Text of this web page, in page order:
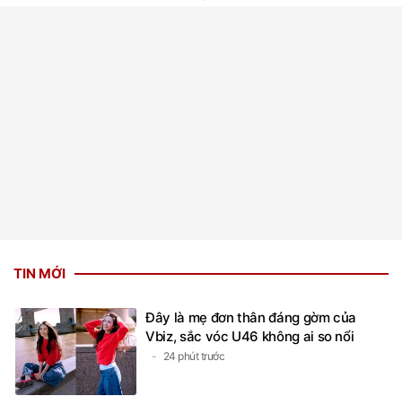
TIN MỚI
Đây là mẹ đơn thân đáng gờm của
Vbiz, sắc vóc U46 không ai so nổi
24 phút trước